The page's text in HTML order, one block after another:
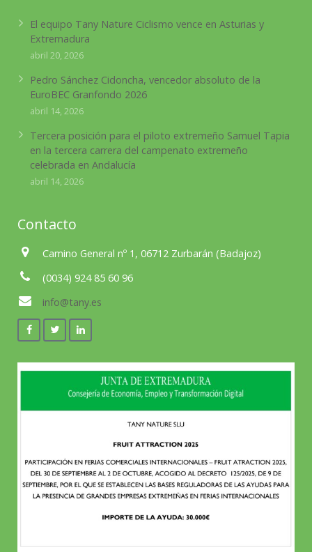
El equipo Tany Nature Ciclismo vence en Asturias y
Extremadura
abril 20, 2026
Pedro Sánchez Cidoncha, vencedor absoluto de la
EuroBEC Granfondo 2026
abril 14, 2026
Tercera posición para el piloto extremeño Samuel Tapia
en la tercera carrera del campenato extremeño
celebrada en Andalucía
abril 14, 2026
Contacto
Camino General nº 1, 06712 Zurbarán (Badajoz)
(0034) 924 85 60 96
info@tany.es